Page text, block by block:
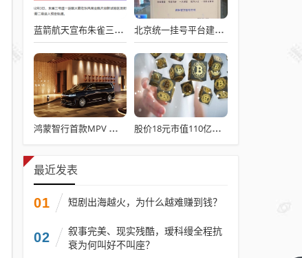
蓝箭航天宣布朱雀三号成功入轨，技术突破五大项，深入排查回收失败原因 北京统一挂号平台建成！覆盖近300家二三甲医院号源
鸿蒙智行首款MPV 智界V9电池信息曝光：WLTC最远续航223km 股价18元市值110亿，城地香江却被查出连续7季财报失真
最近发表
01 短剧出海越火，为什么越难赚到钱？
02
叙事完美、现实残酷，瑷科缦全程抗
衰为何叫好不叫座？